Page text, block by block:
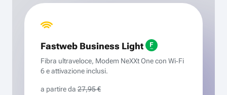
Fastweb Business Light
Fibra ultraveloce, Modem NeXXt One con Wi‑Fi
6 e attivazione inclusi.
a partire da 27,95 €